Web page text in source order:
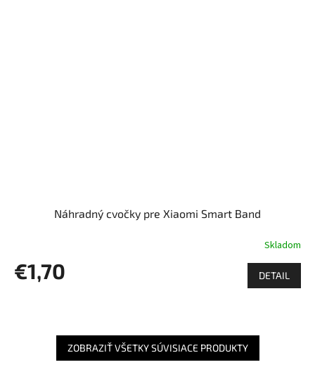
Náhradný cvočky pre Xiaomi Smart Band
Skladom
€1,70 DETAIL
ZOBRAZIŤ VŠETKY SÚVISIACE PRODUKTY